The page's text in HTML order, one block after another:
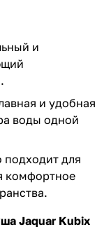
и
и удобная
воды одной
подходит для
комфортное
Jaquar Kubix